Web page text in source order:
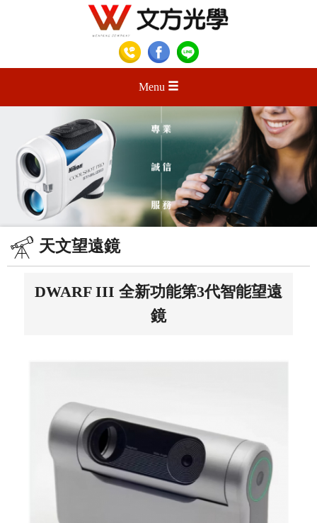
Menu
天文望遠鏡
DWARF III 全新功能第3代智能望遠
鏡